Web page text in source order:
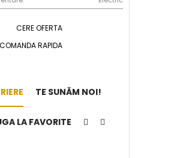
CERE OFERTA
COMANDA RAPIDA
TE SUNĂM NOI!
LA FAVORITE